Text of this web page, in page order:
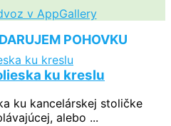
POHOVKU
ku kreslu
ku kancelárskej stoličke
alebo ...